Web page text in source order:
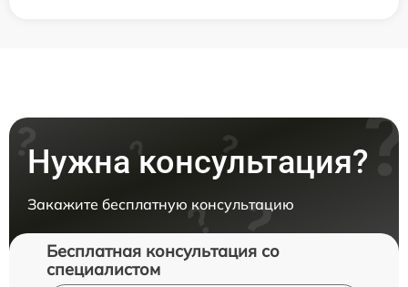
Нужна консультация?
Закажите бесплатную консультацию
Бесплатная консультация со
специалистом